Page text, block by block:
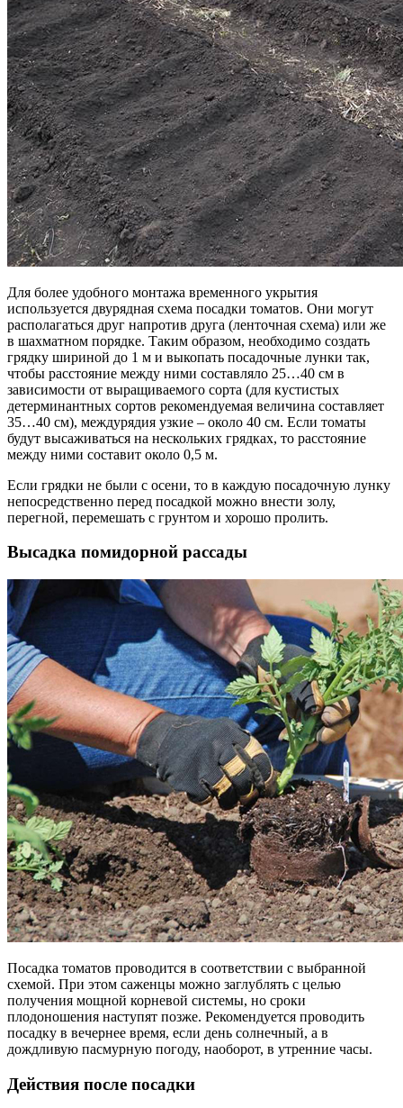
Для более удобного монтажа временного укрытия
используется двурядная схема посадки томатов. Они могут
располагаться друг напротив друга (ленточная схема) или же
в шахматном порядке. Таким образом, необходимо создать
грядку шириной до 1 м и выкопать посадочные лунки так,
чтобы расстояние между ними составляло 25…40 см в
зависимости от выращиваемого сорта (для кустистых
детерминантных сортов рекомендуемая величина составляет
35…40 см), междурядия узкие – около 40 см. Если томаты
будут высаживаться на нескольких грядках, то расстояние
между ними составит около 0,5 м.
Если грядки не были с осени, то в каждую посадочную лунку
непосредственно перед посадкой можно внести золу,
перегной, перемешать с грунтом и хорошо пролить.
Высадка помидорной рассады
Посадка томатов проводится в соответствии с выбранной
схемой. При этом саженцы можно заглублять с целью
получения мощной корневой системы, но сроки
плодоношения наступят позже. Рекомендуется проводить
посадку в вечернее время, если день солнечный, а в
дождливую пасмурную погоду, наоборот, в утренние часы.
Действия после посадки